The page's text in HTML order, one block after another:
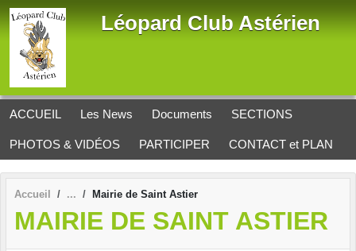
Léopard Club Astérien
ACCUEIL Les News Documents SECTIONS
PHOTOS & VIDÉOS PARTICIPER CONTACT et PLAN
Accueil Mairie de Saint Astier
MAIRIE DE SAINT ASTIER
Panneau de gestion des cookies